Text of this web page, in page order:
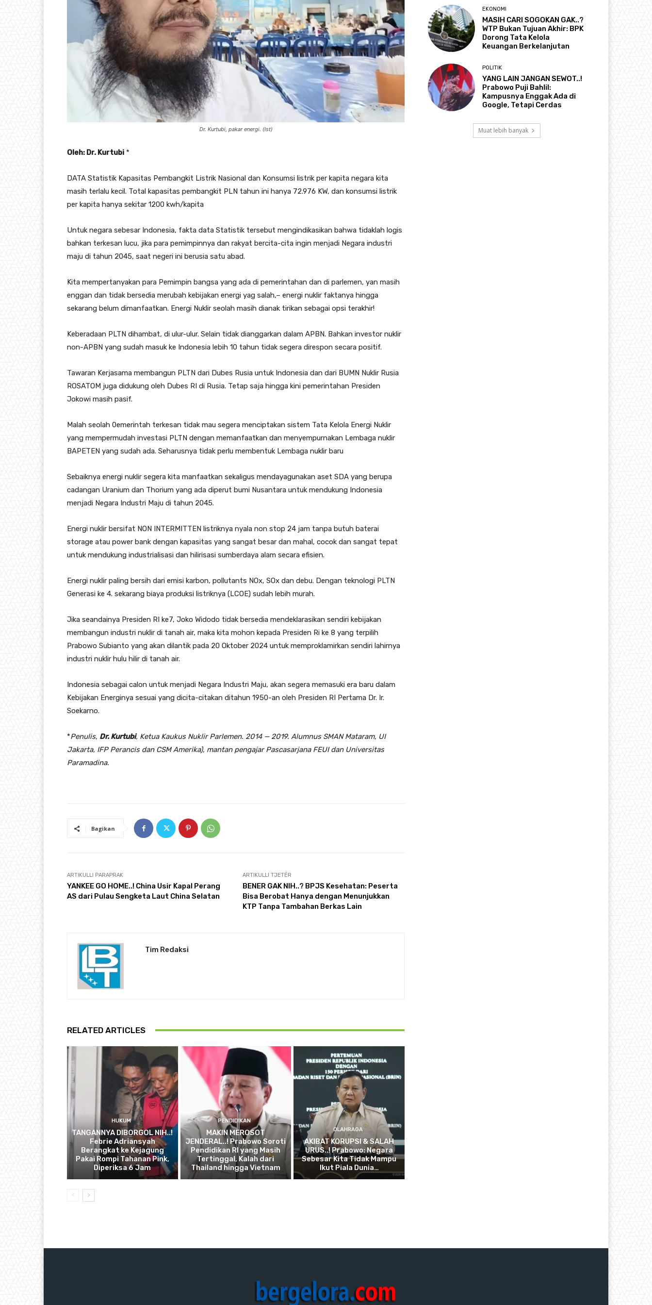
Dr. Kurtubi, pakar energi. (Ist)
Oleh: Dr. Kurtubi *
DATA Statistik Kapasitas Pembangkit Listrik Nasional dan Konsumsi listrik per kapita negara kita
masih terlalu kecil. Total kapasitas pembangkit PLN tahun ini hanya 72.976 KW, dan konsumsi listrik
per kapita hanya sekitar 1200 kwh/kapita
Untuk negara sebesar Indonesia, fakta data Statistik tersebut mengindikasikan bahwa tidaklah logis
bahkan terkesan lucu, jika para pemimpinnya dan rakyat bercita-cita ingin menjadi Negara industri
maju di tahun 2045, saat negeri ini berusia satu abad.
Kita mempertanyakan para Pemimpin bangsa yang ada di pemerintahan dan di parlemen, yan masih
enggan dan tidak bersedia merubah kebijakan energi yag salah,– energi nuklir faktanya hingga
sekarang belum dimanfaatkan. Energi Nuklir seolah masih dianak tirikan sebagai opsi terakhir!
Keberadaan PLTN dihambat, di ulur-ulur. Selain tidak dianggarkan dalam APBN. Bahkan investor nuklir
non-APBN yang sudah masuk ke Indonesia lebih 10 tahun tidak segera direspon secara positif.
Tawaran Kerjasama membangun PLTN dari Dubes Rusia untuk Indonesia dan dari BUMN Nuklir Rusia
ROSATOM juga didukung oleh Dubes RI di Rusia. Tetap saja hingga kini pemerintahan Presiden
Jokowi masih pasif.
Malah seolah 0emerintah terkesan tidak mau segera menciptakan sistem Tata Kelola Energi Nuklir
yang mempermudah investasi PLTN dengan memanfaatkan dan menyempurnakan Lembaga nuklir
BAPETEN yang sudah ada. Seharusnya tidak perlu membentuk Lembaga nuklir baru
Sebaiknya energi nuklir segera kita manfaatkan sekaligus mendayagunakan aset SDA yang berupa
cadangan Uranium dan Thorium yang ada diperut bumi Nusantara untuk mendukung Indonesia
menjadi Negara Industri Maju di tahun 2045.
Energi nuklir bersifat NON INTERMITTEN listriknya nyala non stop 24 jam tanpa butuh baterai
storage atau power bank dengan kapasitas yang sangat besar dan mahal, cocok dan sangat tepat
untuk mendukung industrialisasi dan hilirisasi sumberdaya alam secara efisien.
Energi nuklir paling bersih dari emisi karbon, pollutants NOx, SOx dan debu. Dengan teknologi PLTN
Generasi ke 4. sekarang biaya produksi listriknya (LCOE) sudah lebih murah.
Jika seandainya Presiden RI ke7, Joko Widodo tidak bersedia mendeklarasikan sendiri kebijakan
membangun industri nuklir di tanah air, maka kita mohon kepada Presiden Ri ke 8 yang terpilih
Prabowo Subianto yang akan dilantik pada 20 Oktober 2024 untuk memproklamirkan sendiri lahirnya
industri nuklir hulu hilir di tanah air.
Indonesia sebagai calon untuk menjadi Negara Industri Maju, akan segera memasuki era baru dalam
Kebijakan Energinya sesuai yang dicita-citakan ditahun 1950-an oleh Presiden RI Pertama Dr. Ir.
Soekarno.
*Penulis, Dr. Kurtubi, Ketua Kaukus Nuklir Parlemen. 2014 — 2019. Alumnus SMAN Mataram, UI
Jakarta, IFP Perancis dan CSM Amerika), mantan pengajar Pascasarjana FEUI dan Universitas
Paramadina.
Bagikan
ARTIKULLI PARAPRAK
YANKEE GO HOME..! China Usir Kapal Perang
AS dari Pulau Sengketa Laut China Selatan
ARTIKULLI TJETËR
BENER GAK NIH..? BPJS Kesehatan: Peserta
Bisa Berobat Hanya dengan Menunjukkan
KTP Tanpa Tambahan Berkas Lain
Tim Redaksi
RELATED ARTICLES
HUKUM
TANGANNYA DIBORGOL NIH..!
Febrie Adriansyah
Berangkat ke Kejagung
Pakai Rompi Tahanan Pink,
Diperiksa 6 Jam
PENDIDIKAN
MAKIN MEROSOT
JENDERAL..! Prabowo Soroti
Pendidikan RI yang Masih
Tertinggal, Kalah dari
Thailand hingga Vietnam
OLAHRAGA
AKIBAT KORUPSI & SALAH
URUS..! Prabowo: Negara
Sebesar Kita Tidak Mampu
Ikut Piala Dunia…
EKONOMI
MASIH CARI SOGOKAN GAK..?
WTP Bukan Tujuan Akhir: BPK
Dorong Tata Kelola
Keuangan Berkelanjutan
POLITIK
YANG LAIN JANGAN SEWOT..!
Prabowo Puji Bahlil:
Kampusnya Enggak Ada di
Google, Tetapi Cerdas
Muat lebih banyak